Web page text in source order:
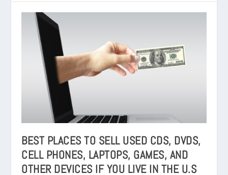
BEST PLACES TO SELL USED CDS, DVDS,
CELL PHONES, LAPTOPS, GAMES, AND
OTHER DEVICES IF YOU LIVE IN THE U.S